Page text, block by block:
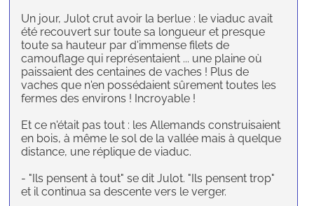
Un jour, Julot crut avoir la berlue : le viaduc avait
été recouvert sur toute sa longueur et presque
toute sa hauteur par d'immense filets de
camouflage qui représentaient ... une plaine où
paissaient des centaines de vaches ! Plus de
vaches que n'en possédaient sûrement toutes les
fermes des environs ! Incroyable !
Et ce n'était pas tout : les Allemands construisaient
en bois, à même le sol de la vallée mais à quelque
distance, une réplique de viaduc.
- "Ils pensent à tout" se dit Julot. "Ils pensent trop"
et il continua sa descente vers le verger.